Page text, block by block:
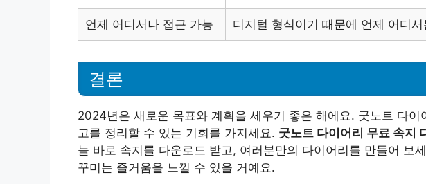
언제 어디서나 접근 가능 디지털 형식이기 때문에 언제 어디
결론
2024년은 새로운 목표와 계획을 세우기 좋은 해에요. 굿노트 다이
고를 정리할 수 있는 기회를 가지세요. 굿노트 다이어리 무료 속지
늘 바로 속지를 다운로드 받고, 여러분만의 다이어리를 만들어 보
꾸미는 즐거움을 느낄 수 있을 거예요.